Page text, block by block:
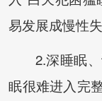
易发展成慢性
2.深睡眠
眠很难进入完